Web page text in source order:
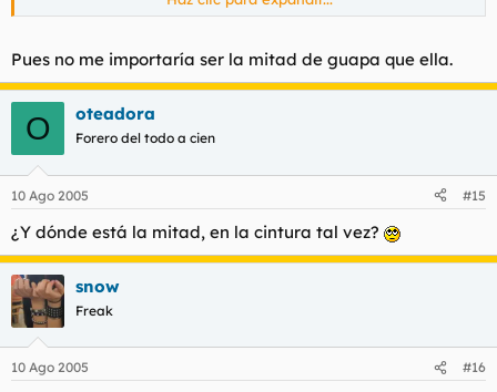
Si mi memoria no me falla esta es un shemalo.
Pues no me importaría ser la mitad de guapa que ella.
O oteadora
Forero del todo a cien
10 Ago 2005 #15
¿Y dónde está la mitad, en la cintura tal vez?
snow
Freak
10 Ago 2005 #16